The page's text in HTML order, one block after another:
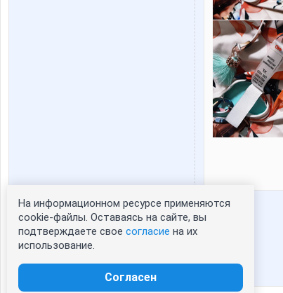
Статистика портрета:
сейчас просматривают портрет - 0
зарегистрированные пользователи
На информационном ресурсе применяются
cookie-файлы. Оставаясь на сайте, вы
подтверждаете свое согласие на их
использование.
Согласен